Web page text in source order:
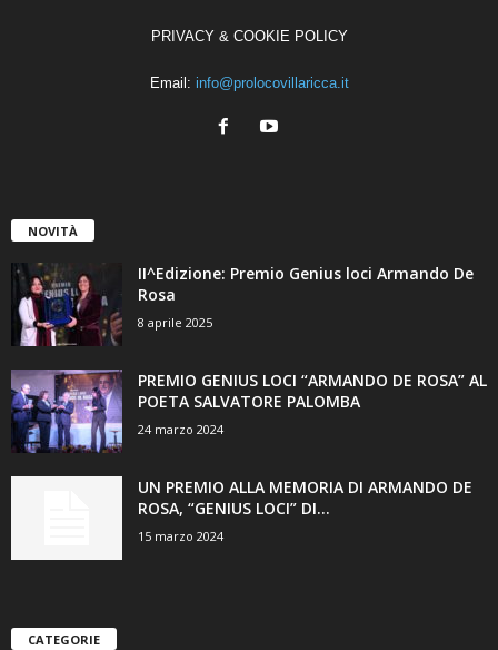
PRIVACY & COOKIE POLICY
Email: info@prolocovillaricca.it
NOVITÀ
II^Edizione: Premio Genius loci Armando De
Rosa
8 aprile 2025
PREMIO GENIUS LOCI “ARMANDO DE ROSA” AL
POETA SALVATORE PALOMBA
24 marzo 2024
UN PREMIO ALLA MEMORIA DI ARMANDO DE
ROSA, “GENIUS LOCI” DI...
15 marzo 2024
CATEGORIE